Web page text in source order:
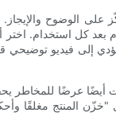
على الوضوح
بعد كل استخدام.
عرضًا للمخاطر
"خزّن المنتج مغلقًا